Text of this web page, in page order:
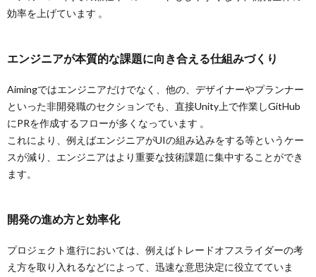
効率を上げています 。
エンジニアが本質的な課題に向き合える仕組みづくり
Aimingではエンジニアだけでなく、他の、デザイナーやプランナー
といった非開発職のセクションでも、直接Unity上で作業しGitHub
にPRを作成するフローが多くなっています 。
これにより、例えばエンジニアがUIの組み込みをする等というケー
スが減り、エンジニアはより重要な技術課題に集中することができ
ます。
開発の進め方と効率化
プロジェクト進行においては、例えばトレードオフスライダーの考
え方を取り入れるなどによって、迅速な意思決定に役立てていま